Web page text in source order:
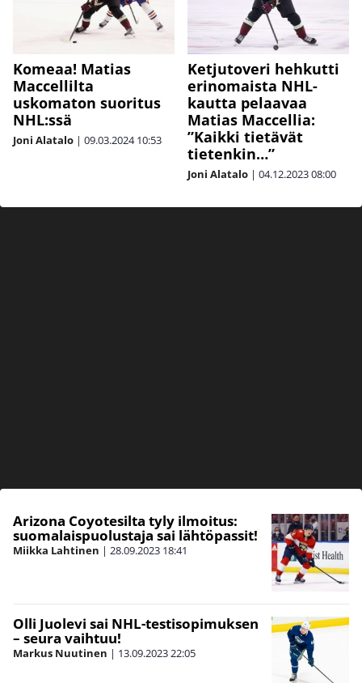
Komeaa! Matias
Maccellilta
uskomaton suoritus
NHL:ssä
Joni Alatalo | 09.03.2024 10:53
Ketjutoveri hehkutti
erinomaista NHL-
kautta pelaavaa
Matias Maccellia:
”Kaikki tietävät
tietenkin…”
Joni Alatalo | 04.12.202308:00
Arizona Coyotesilta tyly ilmoitus:
suomalaispuolustaja sai lähtöpassit!
Miikka Lahtinen | 28.09.2023 18:41
Olli Juolevi sai NHL-testisopimuksen
– seura vaihtuu!
Markus Nuutinen | 13.09.202322:05